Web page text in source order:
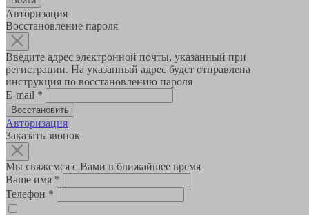
Авторизация
Восстановление пароля
Введите адрес электронной почты, указанный при
регистрации. На указанный адрес будет отправлена
инструкция по восстановлению пароля
E-mail *
Авторизация
Заказать звонок
Мы свяжемся с Вами в ближайшее время
Ваше имя *
Телефон *